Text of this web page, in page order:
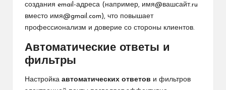
создания email-адреса (например, имя@вашсайт.ru
вместо имя@gmail.com), что повышает
профессионализм и доверие со стороны клиентов.
Автоматические ответы и
фильтры
Настройка автоматических ответов и фильтров